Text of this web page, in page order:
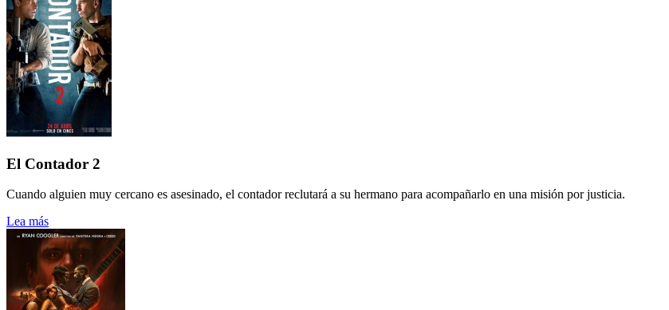
El Contador 2
Cuando alguien muy cercano es asesinado, el contador reclutará a su hermano para acompañarlo en una misión por justicia.
Lea más